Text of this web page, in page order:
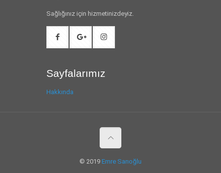
Sağlığınız için hizmetinizdeyiz.
Sayfalarımız
Hakkında
© 2019 Emre Sarıoğlu